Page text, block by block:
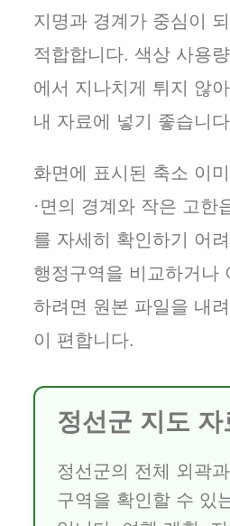
지명과 경계가 중심이
적합합니다. 색상 사용
에서 지나치게 튀지 않
내 자료에 넣기 좋습니
화면에 표시된 축소 이
·면의 경계와 작은 고한
를 자세히 확인하기 어
행정구역을 비교하거나
하려면 원본 파일을 내
이 편합니다.
정선군 지도 자
정선군의 전체 외곽
구역을 확인할 수 있